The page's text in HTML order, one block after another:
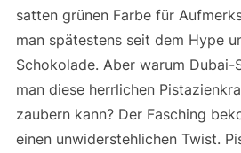
satten grünen Farbe für
man spätestens seit dem Hype
Schokolade. Aber warum Dubai-
man diese herrlichen
zaubern kann? Der Fasching
einen unwiderstehlichen Twist.